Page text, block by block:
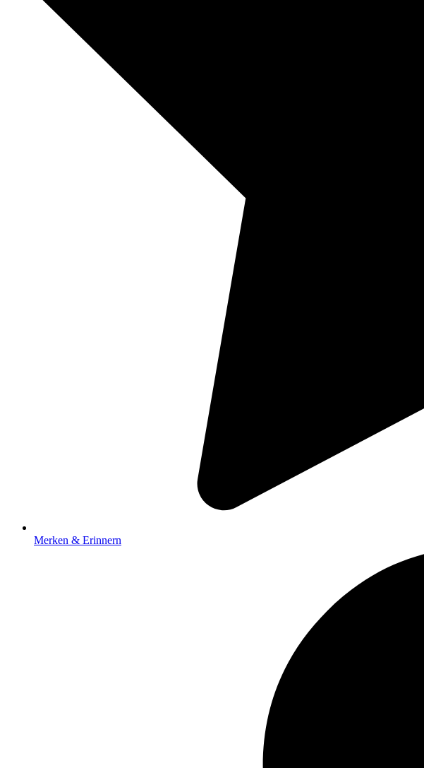
Merken & Erinnern